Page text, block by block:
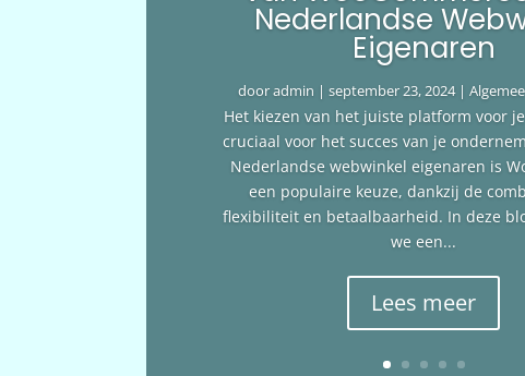
Nederlandse
Eigenaren
dooradmin |september 23, 2024|
Het kiezen van het juiste platform voor
cruciaal voor het succes van je
Nederlandse webwinkel eigenaren is
een populaire keuze, dankzij de
flexibiliteit en betaalbaarheid. In deze
we een...
Lees meer